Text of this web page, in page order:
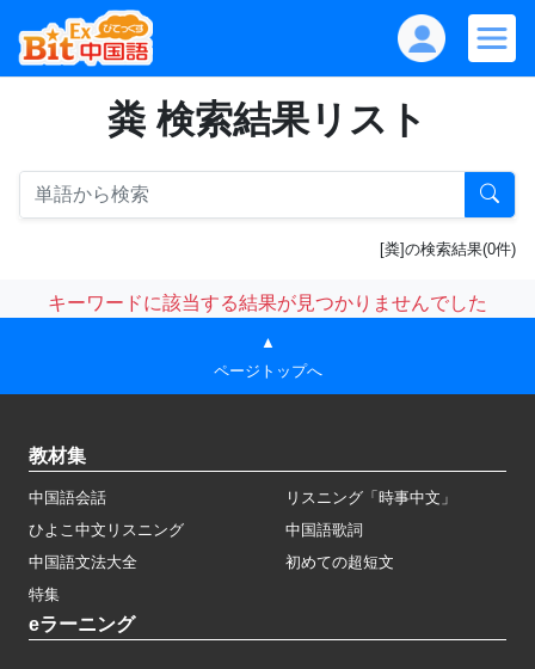
粪 検索結果リスト
[粪]の検索結果(0件)
キーワードに該当する結果が見つかりませんでした
▲
ページトップへ
教材集
中国語会話
リスニング「時事中文」
ひよこ中文リスニング
中国語歌詞
中国語文法大全
初めての超短文
特集
eラーニング